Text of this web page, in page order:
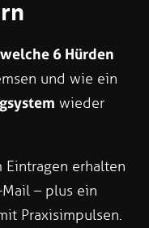
welche 6 Hürden
und wie ein
wieder
Eintragen erhalten
– plus ein
Praxisimpulsen.